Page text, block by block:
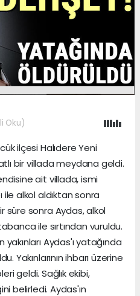
Oku)
ilçesi Halıdere Yeni
bir villada meydana geldi.
ait villada, ismi
alkol aldıktan sonra
süre sonra Aydas, alkol
ile sırtından vuruldu.
Aydas'ı yatağında
Yakınlarının ihbarı üzerine
geldi. Sağlık ekibi,
belirledi. Aydas'ın